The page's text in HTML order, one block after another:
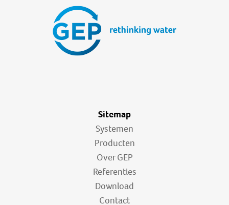
Sitemap
Systemen
Producten
Over GEP
Referenties
Download
Contact